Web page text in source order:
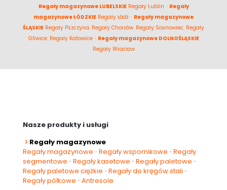
Regały magazynowe LUBELSKIE Regały Lublin • Regały
magazynowe ŁÓDZKIE Regały Łódź • Regały magazynowe
ŚLĄSKIE Regały Pszczyna Regały Chorzów Regały Sosnowiec Regały
Gliwice, Regały Katowice• Regały magazynowe DOLNOŚLĄSKIE
Regały Wrocław
Nasze produkty i usługi
Regały magazynowe
Regały magazynowe • Regały wspornikowe • Regały
segmentowe • Regały kasetowe • Regały paletowe •
Regały paletowe ciężkie • Regały do kręgów stali •
Regały półkowe • Antresole